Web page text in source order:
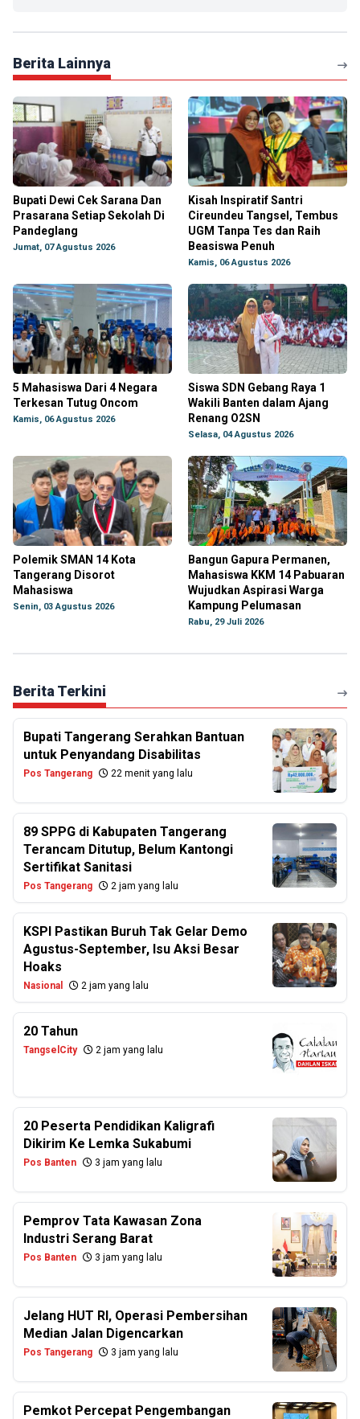
Berita Lainnya
Bupati Dewi Cek Sarana Dan
Prasarana Setiap Sekolah Di
Pandeglang
Jumat, 07 Agustus 2026
Kisah Inspiratif Santri
Cireundeu Tangsel, Tembus
UGM Tanpa Tes dan Raih
Beasiswa Penuh
Kamis, 06 Agustus 2026
5 Mahasiswa Dari 4 Negara
Terkesan Tutug Oncom
Kamis, 06 Agustus 2026
Siswa SDN Gebang Raya 1
Wakili Banten dalam Ajang
Renang O2SN
Selasa, 04 Agustus 2026
Polemik SMAN 14 Kota
Tangerang Disorot
Mahasiswa
Senin, 03 Agustus 2026
Bangun Gapura Permanen,
Mahasiswa KKM 14 Pabuaran
Wujudkan Aspirasi Warga
Kampung Pelumasan
Rabu, 29 Juli 2026
Berita Terkini
Bupati Tangerang Serahkan Bantuan
untuk Penyandang Disabilitas
Pos Tangerang 22 menit yang lalu
89 SPPG di Kabupaten Tangerang
Terancam Ditutup, Belum Kantongi
Sertifikat Sanitasi
Pos Tangerang 2 jam yang lalu
KSPI Pastikan Buruh Tak Gelar Demo
Agustus-September, Isu Aksi Besar
Hoaks
Nasional 2 jam yang lalu
20 Tahun
TangselCity 2 jam yang lalu
20 Peserta Pendidikan Kaligrafi
Dikirim Ke Lemka Sukabumi
Pos Banten 3 jam yang lalu
Pemprov Tata Kawasan Zona
Industri Serang Barat
Pos Banten 3 jam yang lalu
Jelang HUT RI, Operasi Pembersihan
Median Jalan Digencarkan
Pos Tangerang 3 jam yang lalu
Pemkot Percepat Pengembangan